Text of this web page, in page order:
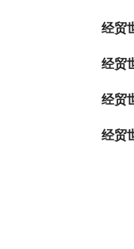
经贸
经贸
经贸
经贸